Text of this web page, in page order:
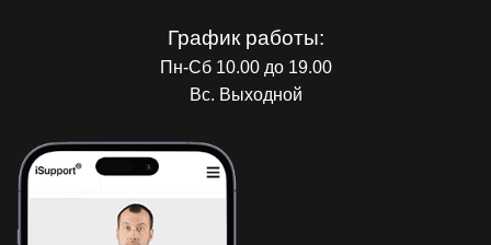
График работы:
Пн-Сб 10.00 до 19.00
Вс. Выходной